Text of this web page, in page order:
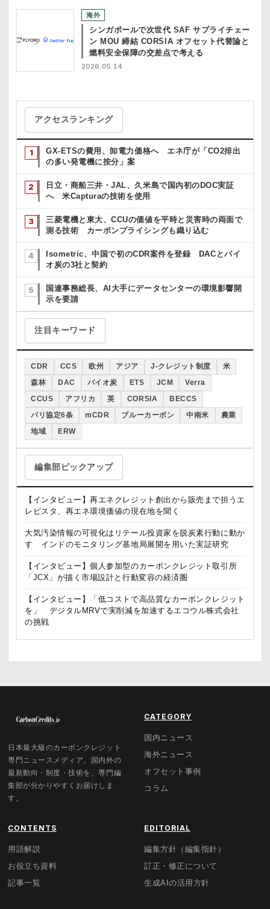
海外
シンガポールで次世代 SAF サプライチェー
ン MOU 締結 CORSIA オフセット代替論と
燃料安全保障の交差点で考える
2026.05.14
アクセスランキング
GX-ETSの費用、卸電力価格へ エネ庁が「CO2排出
の多い発電機に按分」案
日立・商船三井・JAL、久米島で国内初のDOC実証
へ 米Capturaの技術を使用
三菱電機と東大、CCUの価値を平時と災害時の両面で
測る技術 カーボンプライシングも織り込む
Isometric、中国で初のCDR案件を登録 DACとバイ
オ炭の3社と契約
国連事務総長、AI大手にデータセンターの環境影響開
示を要請
注目キーワード
CDR CCS 欧州 アジア J-クレジット制度 米
森林 DAC バイオ炭 ETS JCM Verra
CCUS アフリカ 英 CORSIA BECCS
パリ協定6条 mCDR ブルーカーボン 中南米 農業
地域 ERW
編集部ピックアップ
【インタビュー】再エネクレジット創出から販売まで担うエ
レビスタ、再エネ環境価値の現在地を聞く
大気汚染情報の可視化はリテール投資家を脱炭素行動に動か
す インドのモニタリング基地局展開を用いた実証研究
【インタビュー】個人参加型のカーボンクレジット取引所
「JCX」が描く市場設計と行動変容の経済圏
【インタビュー】「低コストで高品質なカーボンクレジット
を」 デジタルMRVで実削減を加速するエコウル株式会社
の挑戦
日本最大級のカーボンクレジット
専門ニュースメディア。国内外の
最新動向・制度・技術を、専門編
集部が分かりやすくお届けしま
す。
CATEGORY
国内ニュース
海外ニュース
オフセット事例
コラム
CONTENTS
用語解説
お役立ち資料
記事一覧
EDITORIAL
編集方針（編集指針）
訂正・修正について
生成AIの活用方針